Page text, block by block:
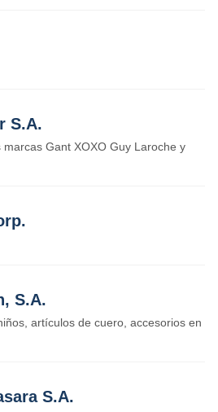
S.A.
Gant XOXO Guy Laroche y
S.A.
artículos de cuero, accesorios en
S.A.